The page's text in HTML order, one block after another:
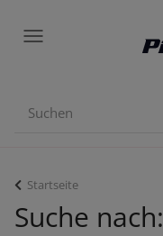
Startseite
Suche